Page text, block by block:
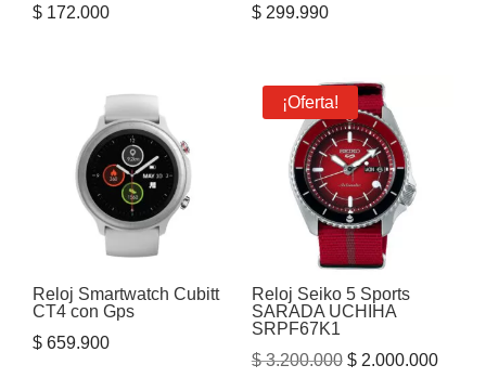
$ 172.000
$299.990
Reloj Smartwatch Cubitt
CT4 con Gps
$ 659.900
¡Oferta!
Reloj Seiko 5 Sports
SARADA UCHIHA
SRPF67K1
$3.200.000 El
$2.000.000El